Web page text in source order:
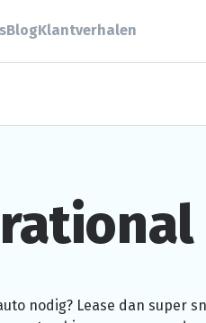
BlogKlantverhalen
nodig? Lease dan super